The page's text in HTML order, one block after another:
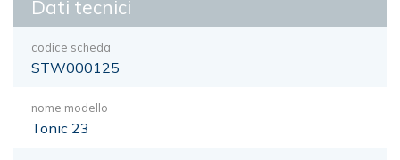
Dati tecnici
codice scheda
STW000125
nome modello
Tonic 23